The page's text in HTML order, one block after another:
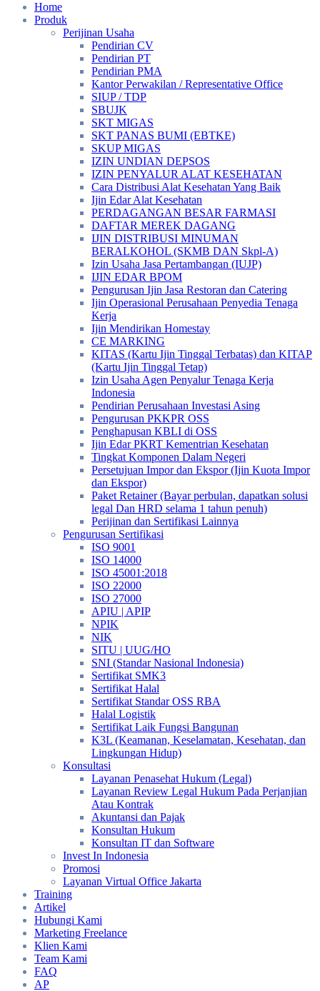
Home
Produk
Perijinan Usaha
Pendirian CV
Pendirian PT
Pendirian PMA
Kantor Perwakilan / Representative Office
SIUP / TDP
SBUJK
SKT MIGAS
SKT PANAS BUMI (EBTKE)
SKUP MIGAS
IZIN UNDIAN DEPSOS
IZIN PENYALUR ALAT KESEHATAN
Cara Distribusi Alat Kesehatan Yang Baik
Ijin Edar Alat Kesehatan
PERDAGANGAN BESAR FARMASI
DAFTAR MEREK DAGANG
IJIN DISTRIBUSI MINUMAN
BERALKOHOL (SKMB DAN Skpl-A)
Izin Usaha Jasa Pertambangan (IUJP)
IJIN EDAR BPOM
Pengurusan Ijin Jasa Restoran dan Catering
Ijin Operasional Perusahaan Penyedia Tenaga
Kerja
Ijin Mendirikan Homestay
CE MARKING
KITAS (Kartu Ijin Tinggal Terbatas) dan KITAP
(Kartu Ijin Tinggal Tetap)
Izin Usaha Agen Penyalur Tenaga Kerja
Indonesia
Pendirian Perusahaan Investasi Asing
Pengurusan PKKPR OSS
Penghapusan KBLI di OSS
Ijin Edar PKRT Kementrian Kesehatan
Tingkat Komponen Dalam Negeri
Persetujuan Impor dan Ekspor (Ijin Kuota Impor
dan Ekspor)
Paket Retainer (Bayar perbulan, dapatkan solusi
legal Dan HRD selama 1 tahun penuh)
Perijinan dan Sertifikasi Lainnya
Pengurusan Sertifikasi
ISO 9001
ISO 14000
ISO 45001:2018
ISO 22000
ISO 27000
APIU | APIP
NPIK
NIK
SITU | UUG/HO
SNI (Standar Nasional Indonesia)
Sertifikat SMK3
Sertifikat Halal
Sertifikat Standar OSS RBA
Halal Logistik
Sertifikat Laik Fungsi Bangunan
K3L (Keamanan, Keselamatan, Kesehatan, dan
Lingkungan Hidup)
Konsultasi
Layanan Penasehat Hukum (Legal)
Layanan Review Legal Hukum Pada Perjanjian
Atau Kontrak
Akuntansi dan Pajak
Konsultan Hukum
Konsultan IT dan Software
Invest In Indonesia
Promosi
Layanan Virtual Office Jakarta
Training
Artikel
Hubungi Kami
Marketing Freelance
Klien Kami
Team Kami
FAQ
AP